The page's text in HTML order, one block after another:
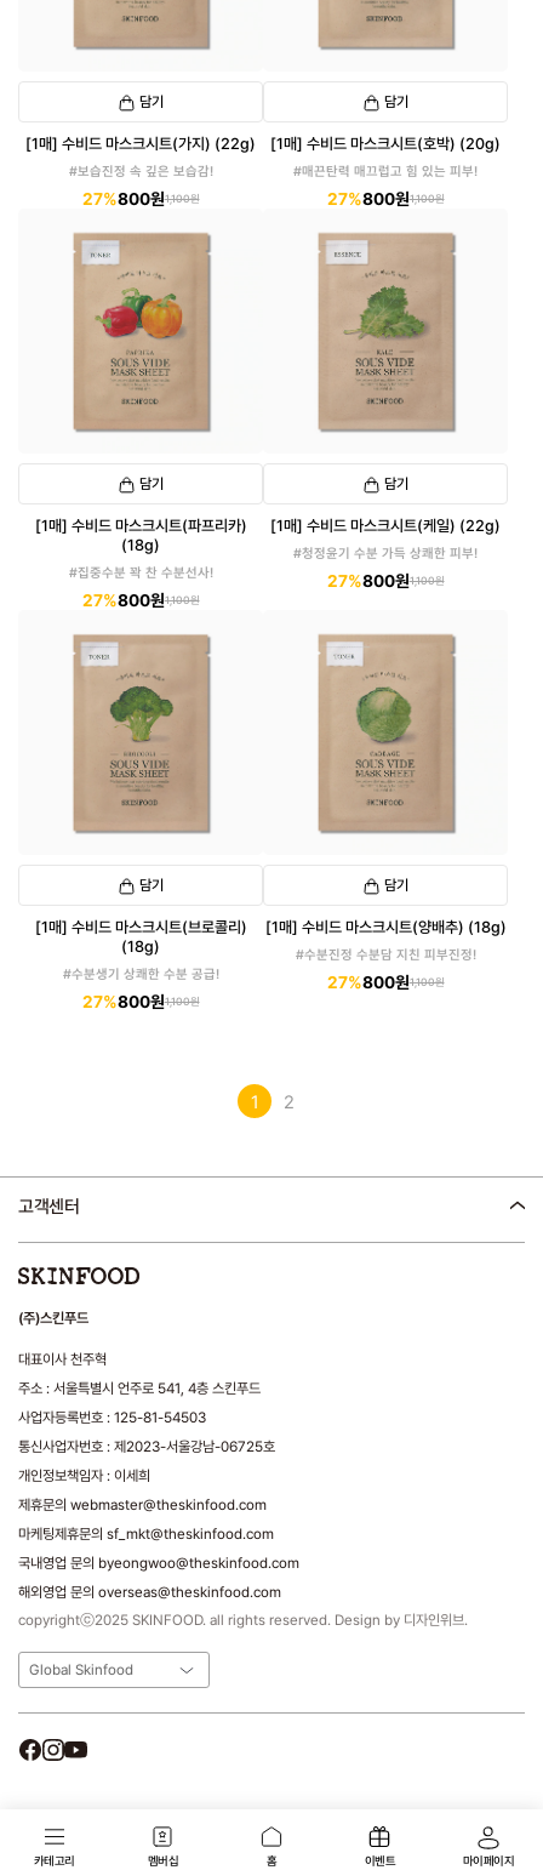
담기
[1매] 수비드 마스크시트(가지) (22g)
#보습진정 속 깊은 보습감!
27%800원1,100원
담기
[1매] 수비드 마스크시트(호박) (20g)
#매끈탄력 매끄럽고 힘 있는 피부!
27%800원1,100원
담기
[1매] 수비드 마스크시트(파프리카)
(18g)
#집중수분 꽉 찬 수분선사!
27%800원1,100원
담기
[1매] 수비드 마스크시트(케일) (22g)
#청정윤기 수분 가득 상쾌한 피부!
27%800원1,100원
담기
[1매] 수비드 마스크시트(브로콜리)
(18g)
#수분생기 상쾌한 수분 공급!
27%800원1,100원
담기
[1매] 수비드 마스크시트(양배추) (18g)
#수분진정 수분담 지친 피부진정!
27%800원1,100원
1 2
고객센터
(주)스킨푸드
대표이사 천주혁
주소 : 서울특별시 언주로 541, 4층 스킨푸드
사업자등록번호 : 125-81-54503
통신사업자번호 : 제2023-서울강남-06725호
개인정보책임자 : 이세희
제휴문의 webmaster@theskinfood.com
마케팅제휴문의 sf_mkt@theskinfood.com
국내영업 문의 byeongwoo@theskinfood.com
해외영업 문의 overseas@theskinfood.com
copyrightⓒ2025 SKINFOOD. all rights reserved. Design by 디자인위브.
Global Skinfood
카테고리 멤버십 홈 이벤트 마이페이지